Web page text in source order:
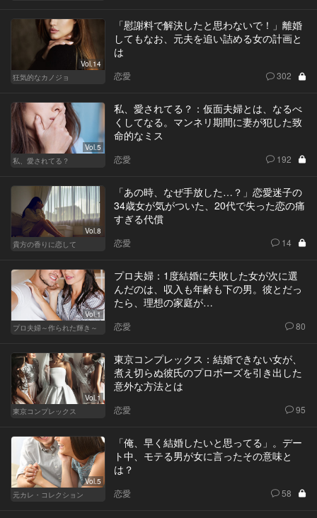
Vol.14
狂気的なカノジョ
「慰謝料で解決したと思わないで！」離婚
してもなお、元夫を追い詰める女の計画と
は
恋愛 302
Vol.5
私、愛されてる？
私、愛されてる？：仮面夫婦とは、なるべ
くしてなる。マンネリ期間に妻が犯した致
命的なミス
恋愛 192
Vol.8
貴方の香りに恋して
「あの時、なぜ手放した…？」恋愛迷子の
34歳女が気がついた、20代で失った恋の痛
すぎる代償
恋愛 14
Vol.1
プロ夫婦～作られた輝き～
プロ夫婦：1度結婚に失敗した女が次に選
んだのは、収入も年齢も下の男。彼とだっ
たら、理想の家庭が…
恋愛 80
Vol.1
東京コンプレックス
東京コンプレックス：結婚できない女が、
煮え切らぬ彼氏のプロポーズを引き出した
意外な方法とは
恋愛 95
Vol.5
元カレ・コレクション
「俺、早く結婚したいと思ってる」。デー
ト中、モテる男が女に言ったその意味と
は？
恋愛 58